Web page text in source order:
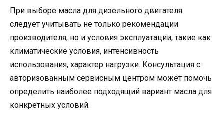
При выборе масла для дизельного двигателя
следует учитывать не только рекомендации
производителя, но и условия эксплуатации, такие как
климатические условия, интенсивность
использования, характер нагрузки. Консультация с
авторизованным сервисным центром может помочь
определить наиболее подходящий вариант масла для
конкретных условий.